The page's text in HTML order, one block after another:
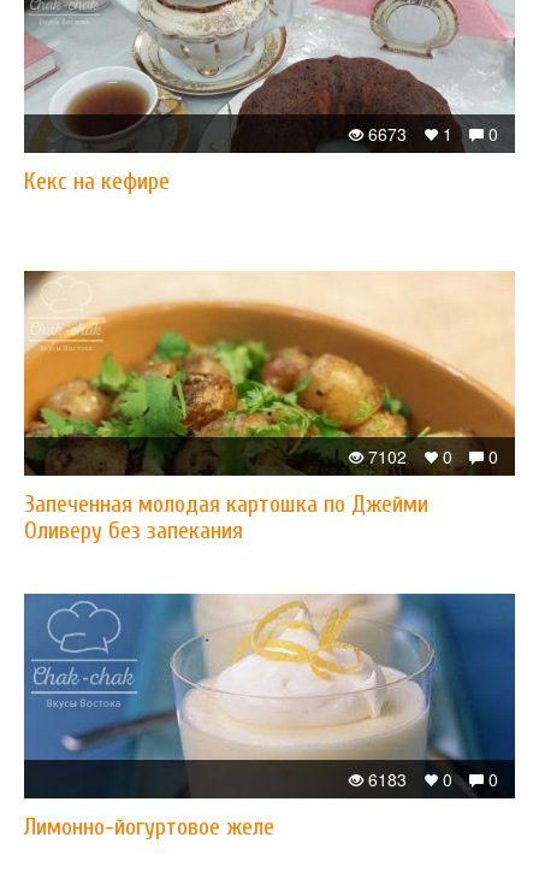
0
1
6673
Кекс на кефире
0
0
7102
Запеченная молодая картошка по Джейми
Оливеру без запекания
0
0
6183
Лимонно-йогуртовое желе